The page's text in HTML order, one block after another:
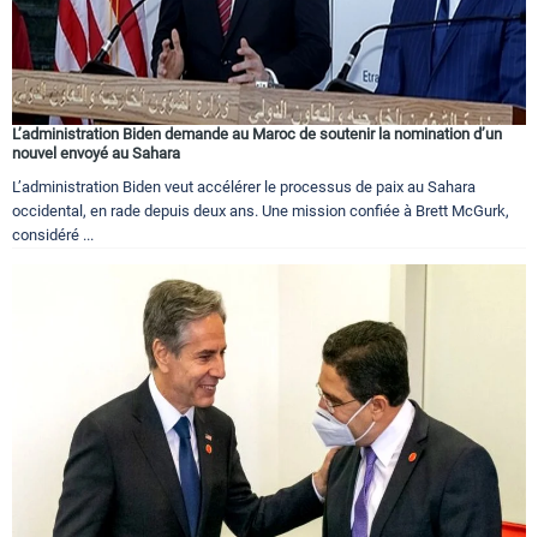
L’administration Biden demande au Maroc de soutenir la nomination d’un
nouvel envoyé au Sahara
L’administration Biden veut accélérer le processus de paix au Sahara
occidental, en rade depuis deux ans. Une mission confiée à Brett McGurk,
considéré ...